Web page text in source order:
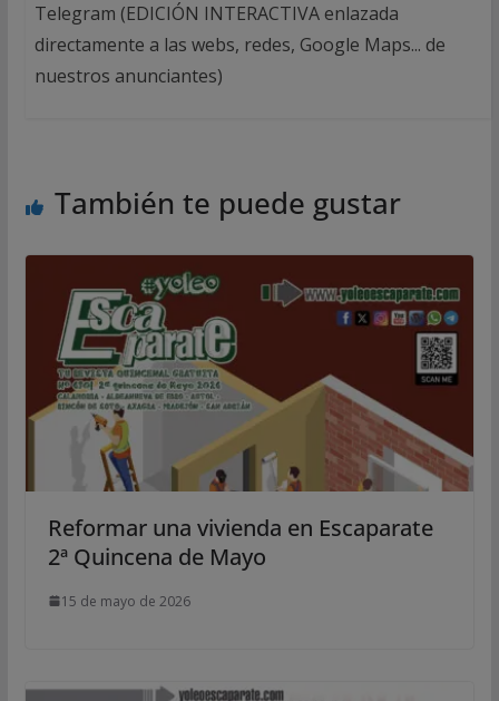
Telegram (EDICIÓN INTERACTIVA enlazada
directamente a las webs, redes, Google Maps... de
nuestros anunciantes)
También te puede gustar
Reformar una vivienda en Escaparate
2ª Quincena de Mayo
15 de mayo de 2026